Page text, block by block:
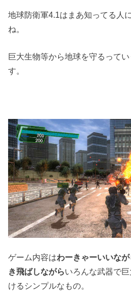
地球防衛軍4.1はまあ知ってる人
ね。
巨大生物等から地球を守るって
す。
ゲーム内容はわーきゃーいいな
き飛ばしながらいろんな武器で
けるシンプルなもの。